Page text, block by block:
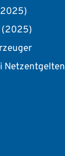
(2025)
Netzentgelten